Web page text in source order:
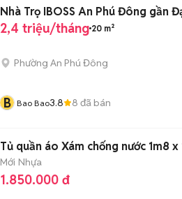
Nhà Trọ IBOSS An Phú Đông gần
2,4 triệu/tháng 20 m²
Phường An Phú Đông
B Bao Bao3.8 8 đã bán
Tủ quần áo Xám chống nước 1m8 x
Mới Nhựa
1.850.000 đ